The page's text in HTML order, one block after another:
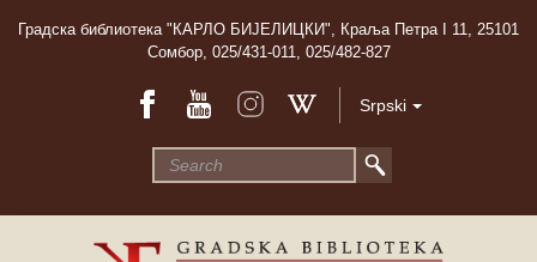
Градска библиотека "КАРЛО БИЈЕЛИЦКИ", Краља Петра I 11, 25101
Сомбор, 025/431-011, 025/482-827
Srpski